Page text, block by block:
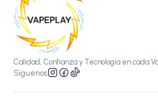
Calidad, Confianza y Tecnología en cada
Síguenos